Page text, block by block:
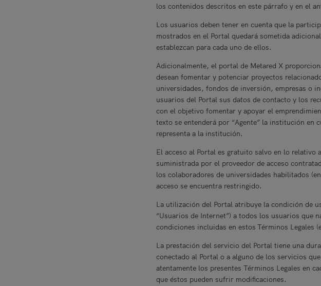
los contenidos descritos en este párrafo y en el
Los usuarios deben tener en cuenta que la
mostrados en el Portal quedará sometida
establezcan para cada uno de ellos.
Adicionalmente, el portal de Metared X
desean fomentar y potenciar proyectos
universidades, fondos de inversión, empresas o
usuarios del Portal sus datos de contacto y los
con el objetivo fomentar y apoyar el
texto se entenderá por “Agente” la institución en
representa a la institución.
El acceso al Portal es gratuito salvo en lo relativo
suministrada por el proveedor de acceso
los colaboradores de universidades habilitados
acceso se encuentra restringido.
La utilización del Portal atribuye la condición de
“Usuarios de Internet”) a todos los usuarios que
condiciones incluidas en estos Términos Legales
La prestación del servicio del Portal tiene una
conectado al Portal o a alguno de los servicios
atentamente los presentes Términos Legales en
que éstos pueden sufrir modificaciones.